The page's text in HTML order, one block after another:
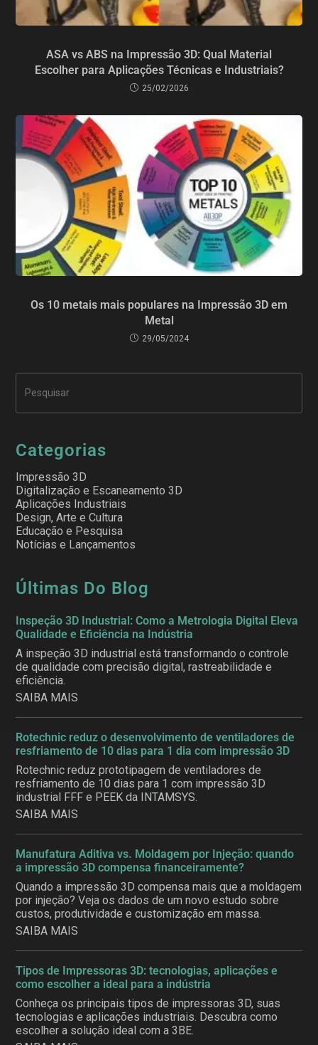
ASA vs ABS na Impressão 3D: Qual Material
Escolher para Aplicações Técnicas e Industriais?
25/02/2026
Os 10 metais mais populares na Impressão 3D em
Metal
29/05/2024
Categorias
Impressão 3D
Digitalização e Escaneamento 3D
Aplicações Industriais
Design, Arte e Cultura
Educação e Pesquisa
Notícias e Lançamentos
Últimas Do Blog
Inspeção 3D Industrial: Como a Metrologia Digital Eleva
Qualidade e Eficiência na Indústria
A inspeção 3D industrial está transformando o controle
de qualidade com precisão digital, rastreabilidade e
eficiência.
SAIBA MAIS
Rotechnic reduz o desenvolvimento de ventiladores de
resfriamento de 10 dias para 1 dia com impressão 3D
Rotechnic reduz prototipagem de ventiladores de
resfriamento de 10 dias para 1 com impressão 3D
industrial FFF e PEEK da INTAMSYS.
SAIBA MAIS
Manufatura Aditiva vs. Moldagem por Injeção: quando
a impressão 3D compensa financeiramente?
Quando a impressão 3D compensa mais que a moldagem
por injeção? Veja os dados de um novo estudo sobre
custos, produtividade e customização em massa.
SAIBA MAIS
Tipos de Impressoras 3D: tecnologias, aplicações e
como escolher a ideal para a indústria
Conheça os principais tipos de impressoras 3D, suas
tecnologias e aplicações industriais. Descubra como
escolher a solução ideal com a 3BE.